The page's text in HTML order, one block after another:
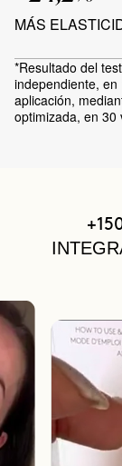
MÁS
*Resultado del
independiente,
aplicación,
optimizada, en 30